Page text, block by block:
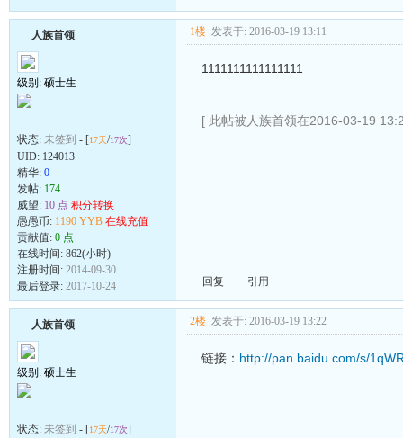
人族首领
级别: 硕士生
状态: 未签到 - [17天/17次]
UID: 124013
精华: 0
发帖: 174
威望: 10 点 积分转换
愚愚币: 1190 YYB 在线充值
贡献值: 0 点
在线时间: 862(小时)
注册时间: 2014-09-30
最后登录: 2017-10-24
1楼 发表于: 2016-03-19 13:11
1111111111111111
[ 此帖被人族首领在2016-03-19
回复 引用
人族首领
级别: 硕士生
状态: 未签到 - [17天/17次]
2楼 发表于: 2016-03-19 13:22
链接： http://pan.baidu.com/s/